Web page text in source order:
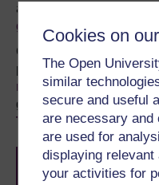
Cookies on
The Open
similar
secure and useful
are necessary and
are used for
displaying
your activities for
amgylch eich bywyd.
gyrsiau’r Brifysgol
Os nad oes gennych
prifysgol, darllenwch
nesaf, neu dysgwch
gynigiwn, yn cynnwys
Tystysgrifaua